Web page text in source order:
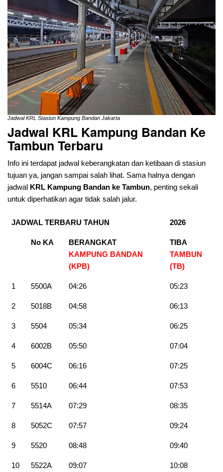
Jadwal KRL Stasiun Kampung Bandan Jakarta
Jadwal KRL Kampung Bandan Ke
Tambun Terbaru
Info ini terdapat jadwal keberangkatan dan ketibaan di stasiun
tujuan ya, jangan sampai salah lihat. Sama halnya dengan
jadwal KRL Kampung Bandan ke Tambun, penting sekali
untuk diperhatikan agar tidak salah jalur.
JADWAL TERBARU TAHUN 2026
No KA
BERANGKAT
KAMPUNG BANDAN
(KPB)
TIBA
TAMBUN
(TB)
1 5500A 04:26 05:23
2 5018B 04:58 06:13
3 5504 05:34 06:25
4 6002B 05:50 07:04
5 6004C 06:16 07:25
6 5510 06:44 07:53
7 5514A 07:29 08:35
8 5052C 07:57 09:24
9 5520 08:48 09:40
10 5522A 09:07 10:08